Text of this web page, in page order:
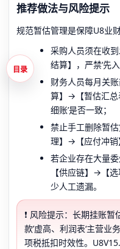
推荐做法与风险提示
规范暂估管理是保障U8业
采购人员须在收
结算】，严禁‘先
财务人员每月关
算】→【暂估汇总
细账’是否一致；
禁止手工删除暂
理】→【应付冲销
若企业存在大量
【供应链】→【
少人工遗漏。
❗ 风险提示：长期挂账
款’虚高、利润表‘主营业
项税抵扣时效性。
目录